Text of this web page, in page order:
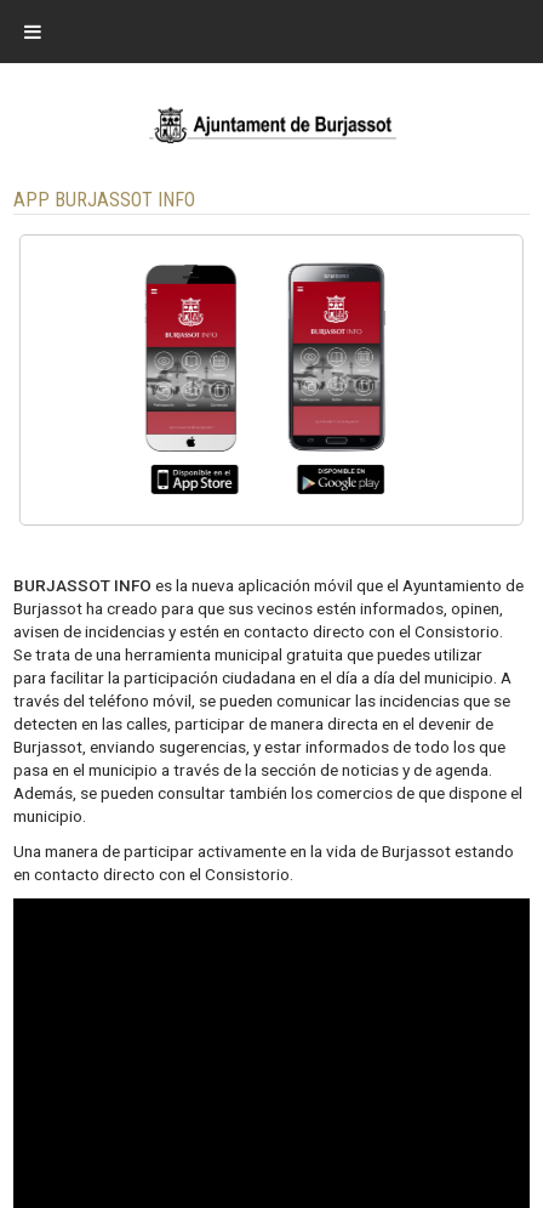
APP BURJASSOT INFO
BURJASSOT INFO es la nueva aplicación móvil que el Ayuntamiento de
Burjassot ha creado para que sus vecinos estén informados, opinen,
avisen de incidencias y estén en contacto directo con el Consistorio.
Se trata de una herramienta municipal gratuita que puedes utilizar
para facilitar la participación ciudadana en el día a día del municipio. A
través del teléfono móvil, se pueden comunicar las incidencias que se
detecten en las calles, participar de manera directa en el devenir de
Burjassot, enviando sugerencias, y estar informados de todo los que
pasa en el municipio a través de la sección de noticias y de agenda.
Además, se pueden consultar también los comercios de que dispone el
municipio.
Una manera de participar activamente en la vida de Burjassot estando
en contacto directo con el Consistorio.